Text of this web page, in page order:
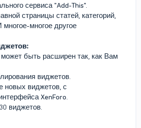
сервиса "Add-This".
страницы статей, категорий,
многое-многое другое
быть расширен так, как Вам
виджетов.
новых виджетов, с
XenForo.
виджетов.